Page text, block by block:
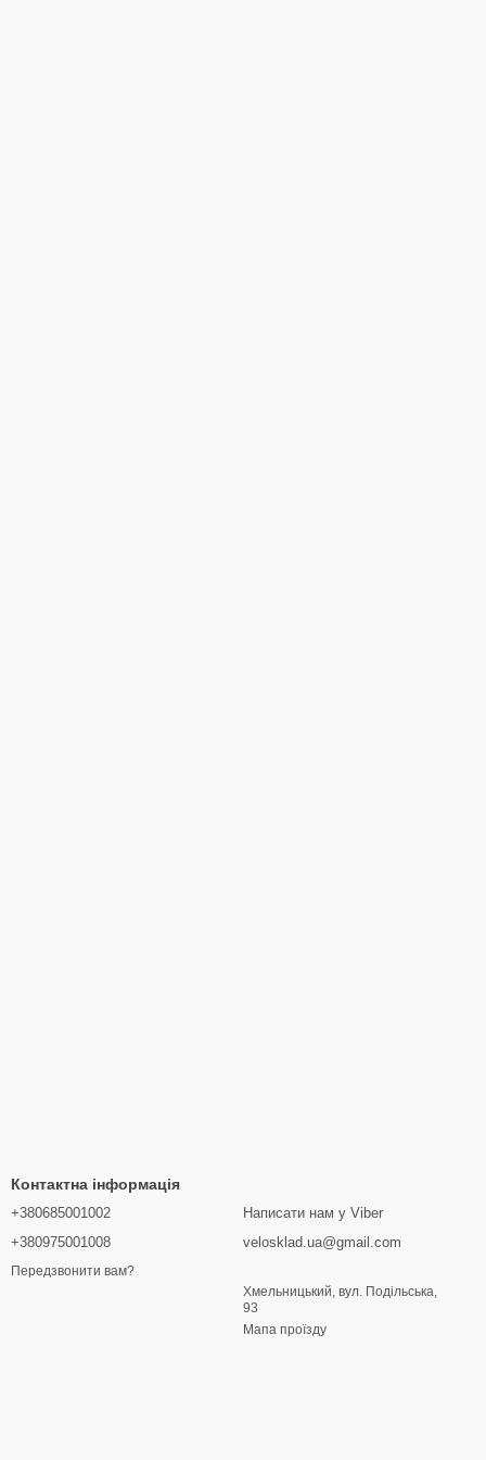
Контактна інформація
+380685001002
+380975001008
Передзвонити вам?
Написати нам у Viber
velosklad.ua@gmail.com
Хмельницький, вул. Подільська,
93
Мапа проїзду